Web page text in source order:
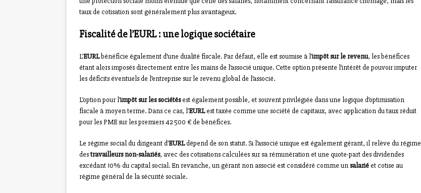
taux de cotisation sont généralement plus avantageux.
Fiscalité de l’EURL : une logique sociétaire
L’EURLbénéficie également d’une dualité fiscale. Par défaut, elle est soumise à l’impôt sur le revenu, les bénéfices
étant alors imposés directement entre les mains de l’associé unique. Cette option présente l’intérêt de pouvoir imputer
les déficits éventuels de l’entreprise sur le revenu global de l’associé.
L’option pour l’impôt sur les sociétésest également possible, et souvent privilégiée dans une logique d’optimisation
fiscale à moyen terme. Dans ce cas, l’EURLest taxée comme une société de capitaux, avec application du taux réduit
pour les PME sur les premiers 42 500 € de bénéfices.
Le régime social du dirigeant d’EURLdépend de son statut. Si l’associé unique est également gérant, il relève du régime
destravailleurs non-salariés, avec des cotisations calculées sur sa rémunération et une quote-part des dividendes
excédant 10% du capital social. En revanche, un gérant non associé est considéré comme unsalariéet cotise au
régime général de la sécurité sociale.